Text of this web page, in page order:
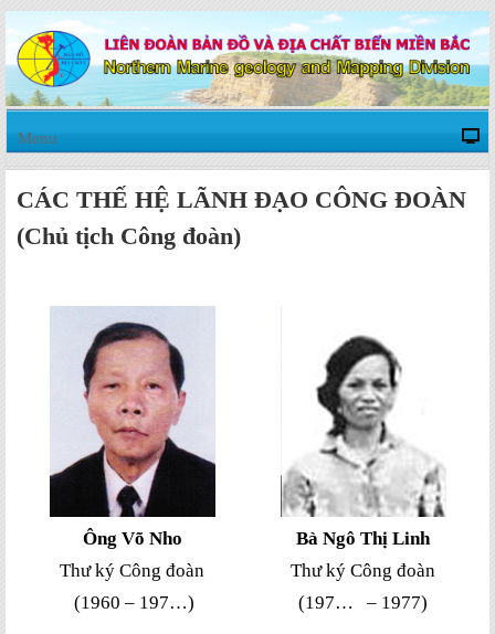
Menu
CÁC THẾ HỆ LÃNH ĐẠO CÔNG ĐOÀN
(Chủ tịch Công đoàn)
Ông Võ Nho
Thư ký Công đoàn
(1960 – 197…)
Bà Ngô Thị Linh
Thư ký Công đoàn
(197… – 1977)